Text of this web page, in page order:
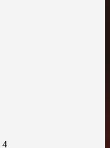
4